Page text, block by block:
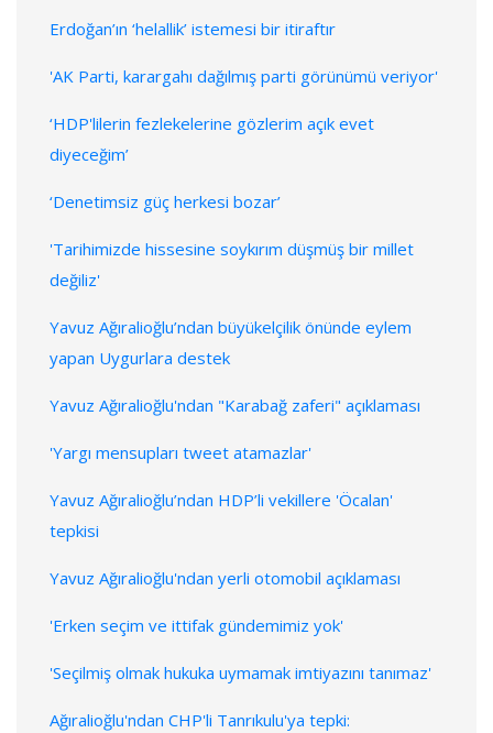
Erdoğan’ın ‘helallik’ istemesi bir itiraftır
'AK Parti, karargahı dağılmış parti görünümü veriyor'
‘HDP'lilerin fezlekelerine gözlerim açık evet
diyeceğim’
‘Denetimsiz güç herkesi bozar’
'Tarihimizde hissesine soykırım düşmüş bir millet
değiliz'
Yavuz Ağıralioğlu’ndan büyükelçilik önünde eylem
yapan Uygurlara destek
Yavuz Ağıralioğlu'ndan "Karabağ zaferi" açıklaması
'Yargı mensupları tweet atamazlar'
Yavuz Ağıralioğlu’ndan HDP’li vekillere 'Öcalan'
tepkisi
Yavuz Ağıralioğlu'ndan yerli otomobil açıklaması
'Erken seçim ve ittifak gündemimiz yok'
'Seçilmiş olmak hukuka uymamak imtiyazını tanımaz'
Ağıralioğlu'ndan CHP'li Tanrıkulu'ya tepki: